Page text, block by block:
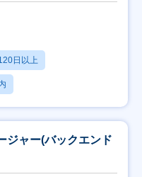
日以上
ジャー(バックエンド